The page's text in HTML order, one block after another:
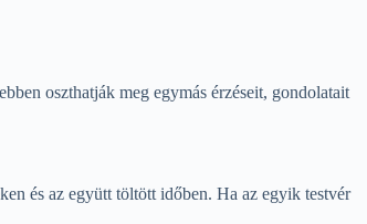
oszthatják meg egymás érzéseit, gondolatait
és az együtt töltött időben. Ha az egyik testvér